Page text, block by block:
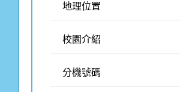
地理位置
校園介紹
分機號碼